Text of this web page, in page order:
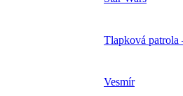
Tlapková patrola
Vesmír